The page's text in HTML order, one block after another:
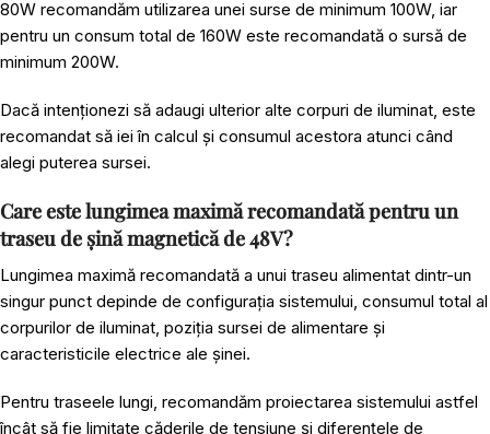
80W recomandăm utilizarea unei surse de minimum 100W, iar
pentru un consum total de 160W este recomandată o sursă de
minimum 200W.
Dacă intenționezi să adaugi ulterior alte corpuri de iluminat, este
recomandat să iei în calcul și consumul acestora atunci când
alegi puterea sursei.
Care este lungimea maximă recomandată pentru un
traseu de șină magnetică de 48V?
Lungimea maximă recomandată a unui traseu alimentat dintr-un
singur punct depinde de configurația sistemului, consumul total al
corpurilor de iluminat, poziția sursei de alimentare și
caracteristicile electrice ale șinei.
Pentru traseele lungi, recomandăm proiectarea sistemului astfel
încât să fie limitate căderile de tensiune și diferențele de